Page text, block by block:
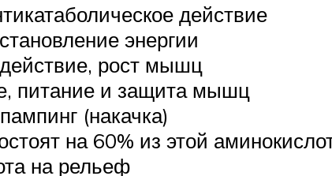
действие
энергии
рост мышц
питание и защита мышц
(накачка)
на 60% из этой
на рельеф